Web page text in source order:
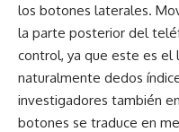
los botones laterales.
la parte posterior del
control, ya que este es el
naturalmente dedos
investigadores también
botones se traduce en